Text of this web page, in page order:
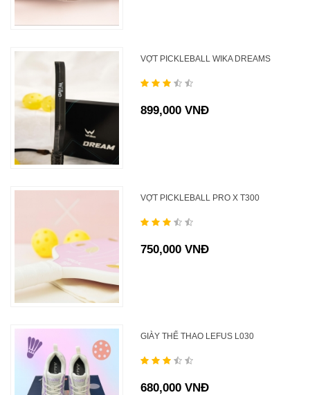
VỢT PICKLEBALL WIKA DREAMS
899,000 VNĐ
VỢT PICKLEBALL PRO X T300
750,000 VNĐ
GIÀY THỂ THAO LEFUS L030
680,000 VNĐ